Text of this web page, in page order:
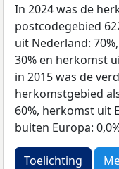
In 2024 was de
postcodegebied
uit Nederland:
30% en herkomst
in 2015 was de
herkomstgebied
60%, herkomst uit
buiten Europa:
Toelichting